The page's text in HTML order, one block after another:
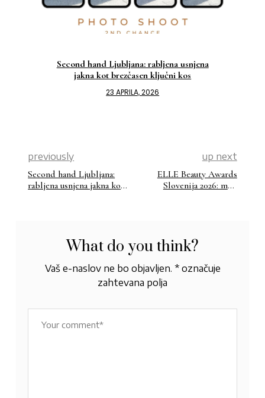
Second hand Ljubljana: rabljena usnjena
jakna kot brezčasen ključni kos
23 APRILA, 2026
previously
Second hand Ljubljana:
rabljena usnjena jakna kot
up next
ELLE Beauty Awards
Slovenija 2026: med
What do you think?
Vaš e-naslov ne bo objavljen. *označuje
zahtevana polja